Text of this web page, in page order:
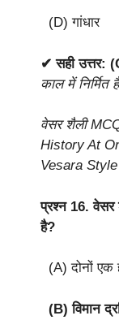
(D) गांधार
✔ सही उत्तर:
काल में
वेसर शैली
History At
Vesara
प्रश्न 16.वेसर
है?
(A) दोनों एक
(B) विमान